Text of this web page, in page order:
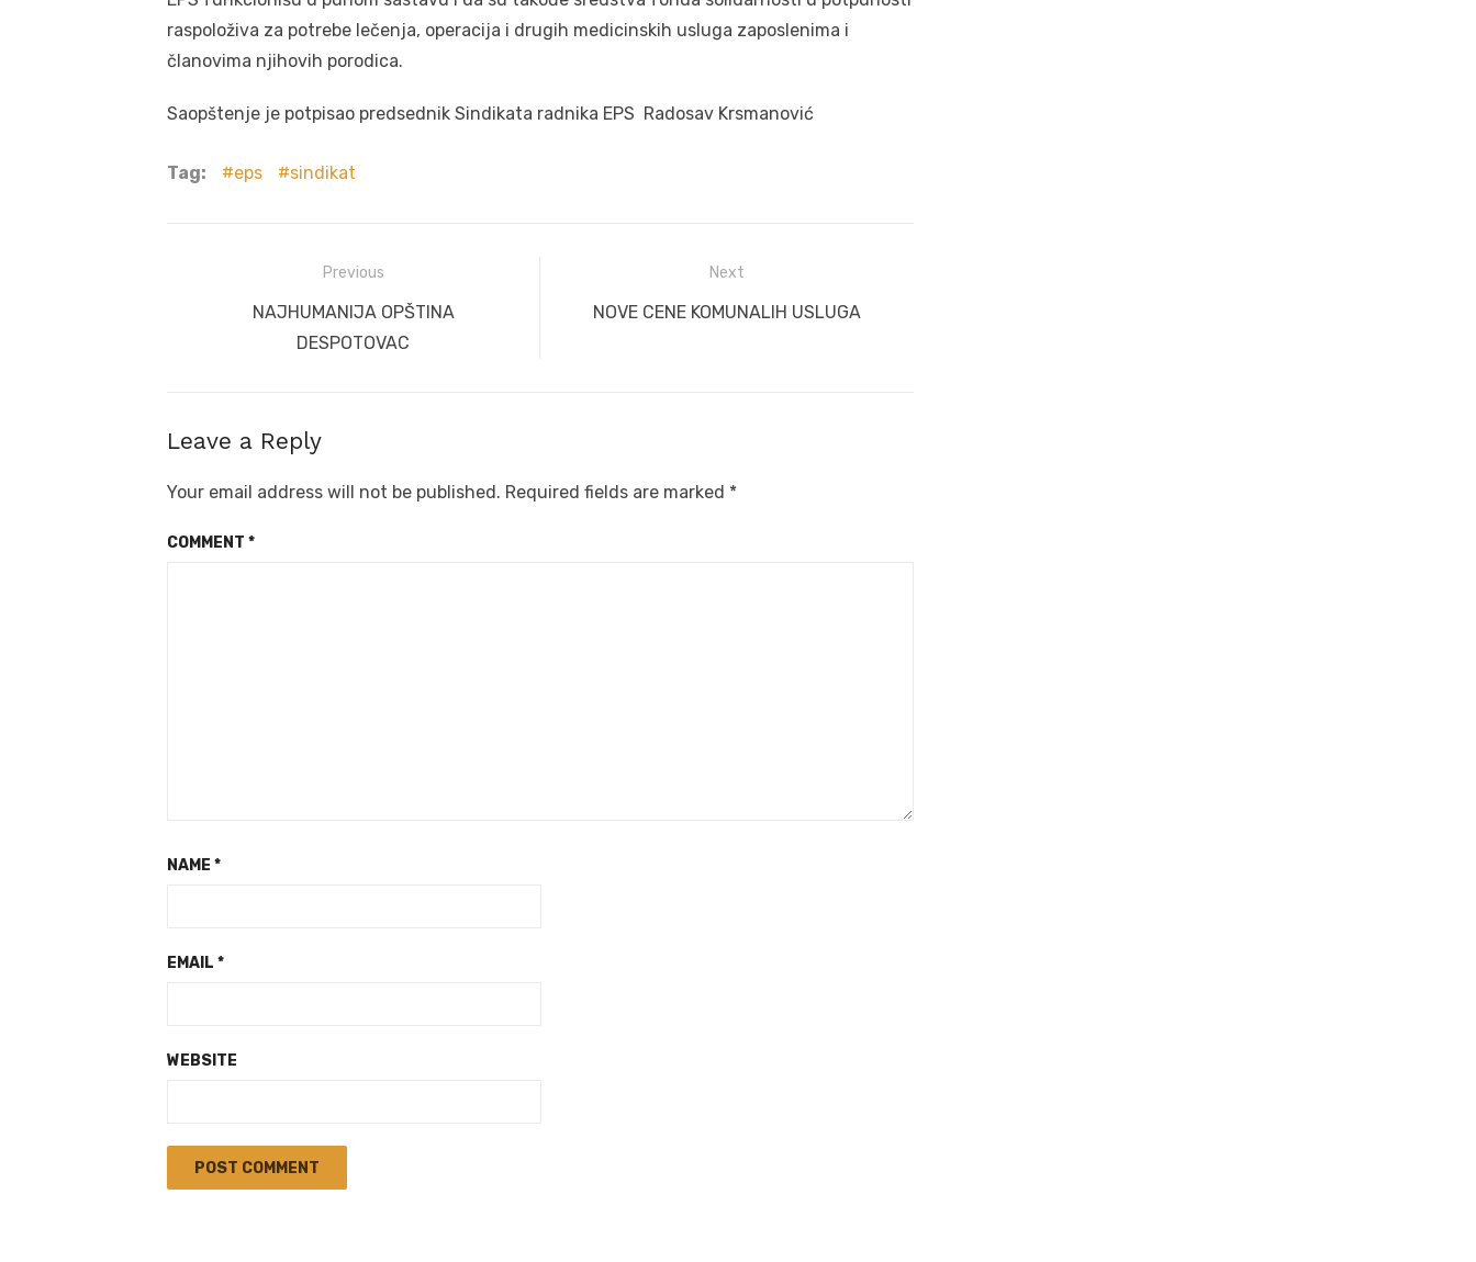
raspoloživa za potrebe lečenja, operacija i drugih medicinskih usluga zaposlenima i
članovima njihovih porodica.
Saopštenje je potpisao predsednik Sindikata radnika EPS Radosav Krsmanović
Tag: eps sindikat
navigation
Previous
PreviousNAJHUMANIJA OPŠTINA
DESPOTOVAC
Next
Next
NOVE CENE KOMUNALIH USLUGA
Leave a Reply
Your email address will not be published. Required fields are marked *
COMMENT *
NAME *
EMAIL *
WEBSITE